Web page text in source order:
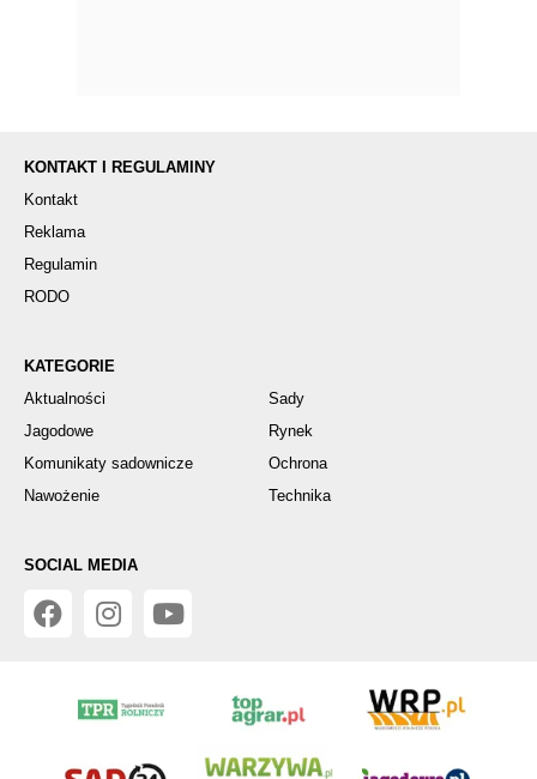
KONTAKT I REGULAMINY
Kontakt
Reklama
Regulamin
RODO
KATEGORIE
Aktualności
Sady
Jagodowe
Rynek
Komunikaty sadownicze
Ochrona
Nawożenie
Technika
SOCIAL MEDIA